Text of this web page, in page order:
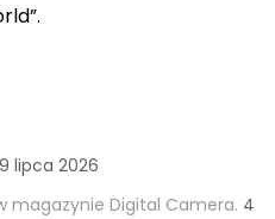
9 lipca 2026
magazynie Digital Camera. 4